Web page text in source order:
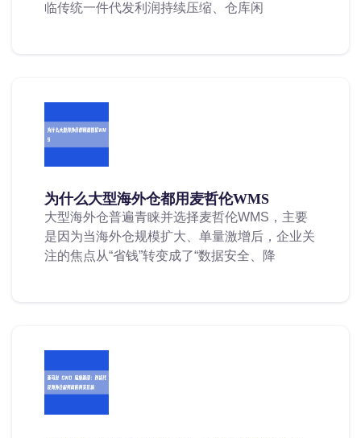
临传统一件代发利润持续压缩、仓库闲
为什么大型海外仓都用麦哲伦WMS
大型海外仓普遍青睐并选择麦哲伦WMS，主要
是因为当海外仓规模扩大、单量激增后，企业关
注的焦点从“省钱”转变成了“数据安全、降